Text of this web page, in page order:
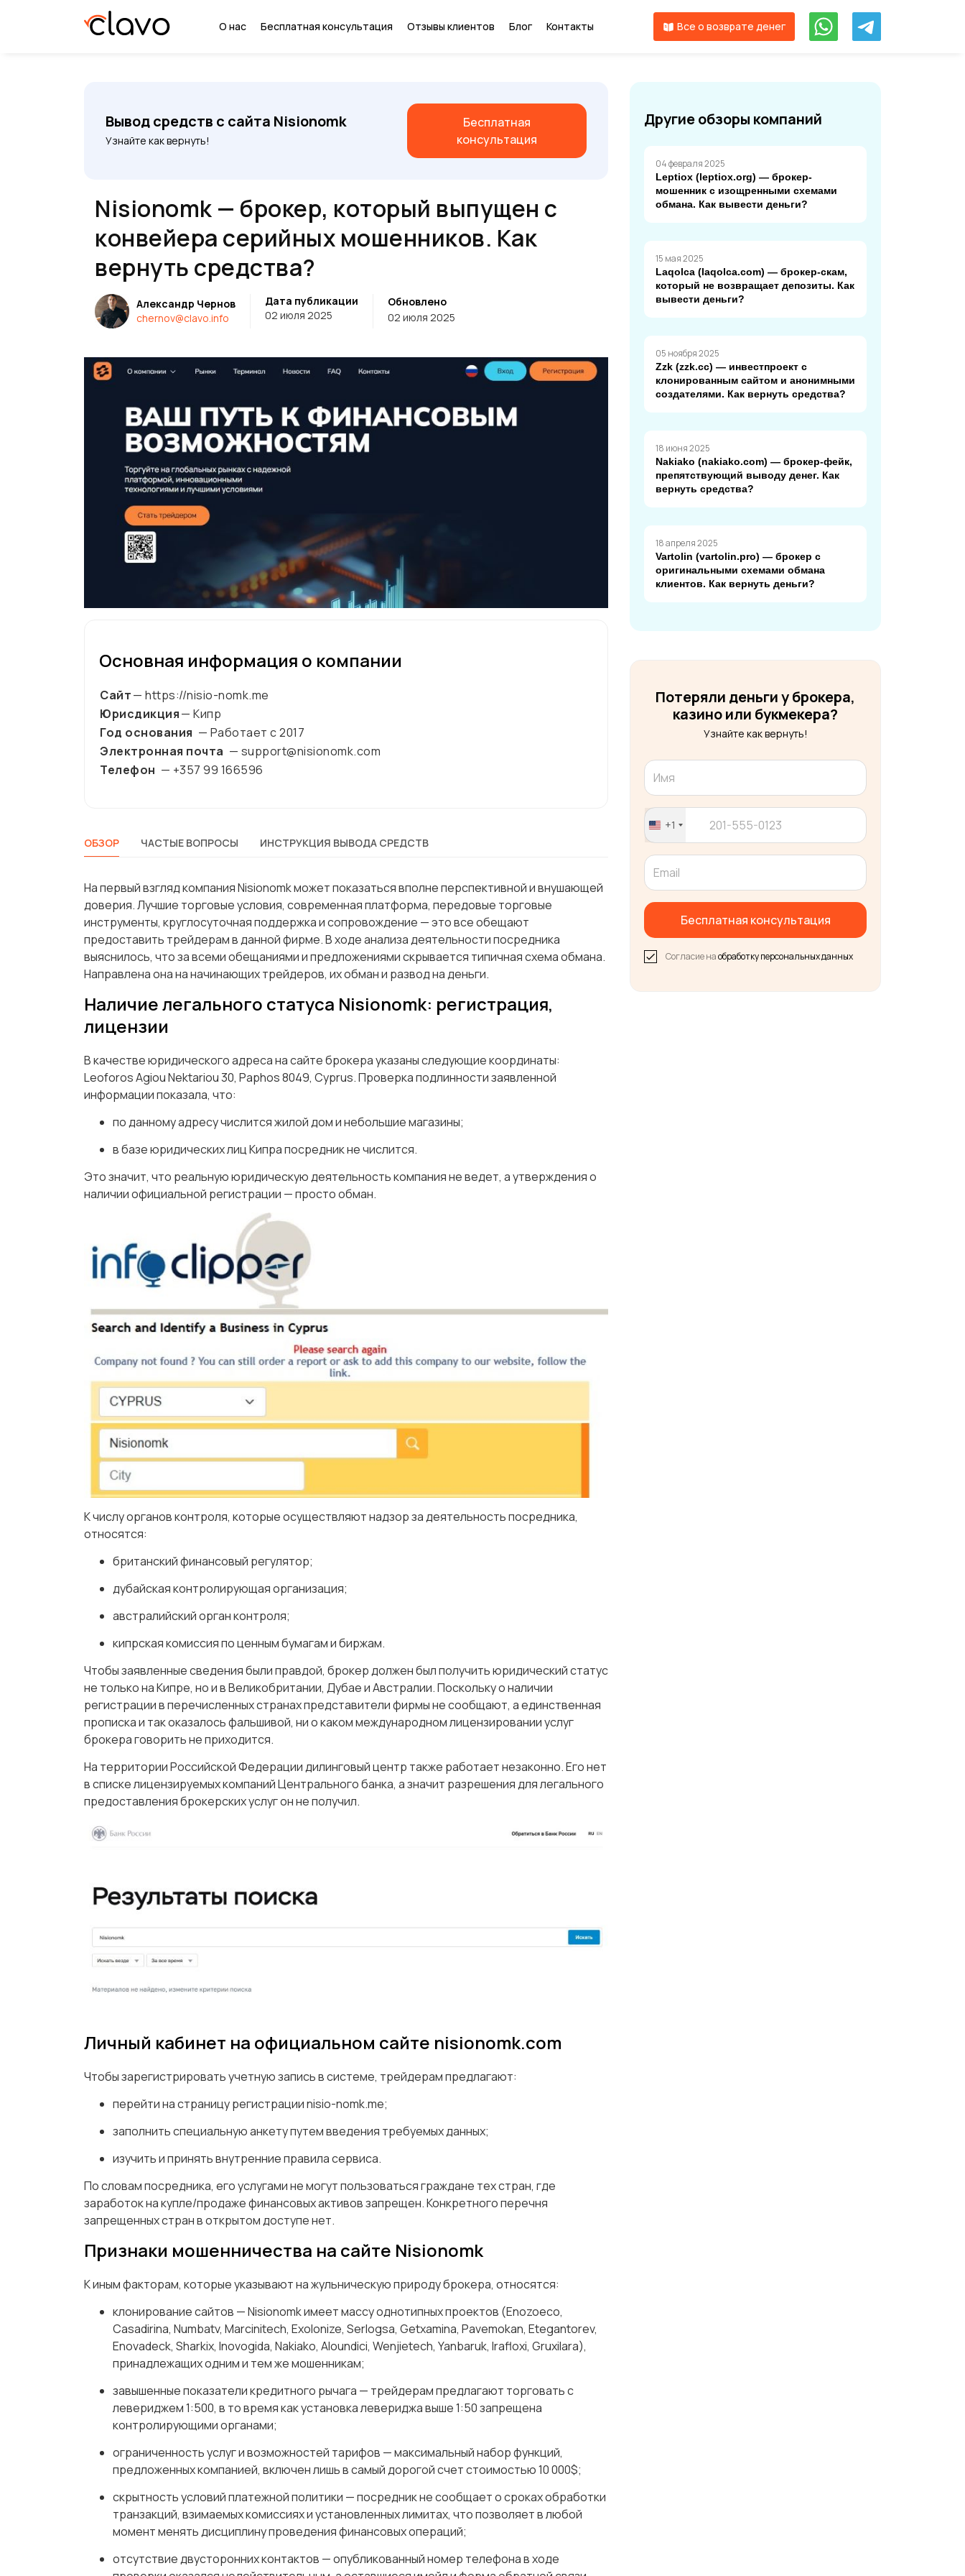
О нас Бесплатная консультация Отзывы клиентов Блог Контакты Все о возврате денег
Вывод средств с сайта Nisionomk
Узнайте как вернуть!
Бесплатная
консультация
Nisionomk — брокер, который выпущен с
конвейера серийных мошенников. Как
вернуть средства?
Александр Чернов
chernov@clavo.info
Дата публикации
02 июля 2025
Обновлено
02 июля 2025
Основная информация о компании
Сайт— https://nisio-nomk.me
Юрисдикция— Кипр
Год основания — Работает с2017
Электронная почта — support@nisionomk.com
Телефон — +357 99 166596
ОБЗОР ЧАСТЫЕ ВОПРОСЫ ИНСТРУКЦИЯ ВЫВОДА СРЕДСТВ
На первый взгляд компания Nisionomk может показаться вполне перспективной и внушающей
доверия. Лучшие торговые условия, современная платформа, передовые торговые
инструменты, круглосуточная поддержка и сопровождение — это все обещают
предоставить трейдерам в данной фирме. В ходе анализа деятельности посредника
выяснилось, что за всеми обещаниями и предложениями скрывается типичная схема обмана.
Направлена она на начинающих трейдеров, их обман и развод на деньги.
Наличие легального статуса Nisionomk: регистрация,
лицензии
В качестве юридического адреса на сайте брокера указаны следующие координаты:
Leoforos Agiou Nektariou 30, Paphos 8049, Cyprus. Проверка подлинности заявленной
информации показала, что:
по данному адресу числится жилой дом и небольшие магазины;
в базе юридических лиц Кипра посредник не числится.
Это значит, что реальную юридическую деятельность компания не ведет, а утверждения о
наличии официальной регистрации — просто обман.
К числу органов контроля, которые осуществляют надзор за деятельность посредника,
относятся:
британский финансовый регулятор;
дубайская контролирующая организация;
австралийский орган контроля;
кипрская комиссия по ценным бумагам и биржам.
Чтобы заявленные сведения были правдой, брокер должен был получить юридический статус
не только на Кипре, но и в Великобритании, Дубае и Австралии. Поскольку о наличии
регистрации в перечисленных странах представители фирмы не сообщают, а единственная
прописка и так оказалось фальшивой, ни о каком международном лицензировании услуг
брокера говорить не приходится.
На территории Российской Федерации дилинговый центр также работает незаконно. Его нет
в списке лицензируемых компаний Центрального банка, а значит разрешения для легального
предоставления брокерских услуг он не получил.
Личный кабинет на официальном сайте nisionomk.com
Чтобы зарегистрировать учетную запись в системе, трейдерам предлагают:
перейти на страницу регистрации nisio-nomk.me;
заполнить специальную анкету путем введения требуемых данных;
изучить и принять внутренние правила сервиса.
По словам посредника, его услугами не могут пользоваться граждане тех стран, где
заработок на купле/продаже финансовых активов запрещен. Конкретного перечня
запрещенных стран в открытом доступе нет.
Признаки мошенничества на сайте Nisionomk
К иным факторам, которые указывают на жульническую природу брокера, относятся:
клонирование сайтов — Nisionomk имеет массу однотипных проектов (Enozoeco,
Casadirina, Numbatv, Marcinitech, Exolonize, Serlogsa, Getxamina, Pavemokan, Etegantorev,
Enovadeck, Sharkix, Inovogida, Nakiako, Aloundici, Wenjietech, Yanbaruk, Irafloxi, Gruxilara),
принадлежащих одним и тем же мошенникам;
завышенные показатели кредитного рычага — трейдерам предлагают торговать с
левериджем 1:500, в то время как установка левериджа выше 1:50 запрещена
контролирующими органами;
ограниченность услуг и возможностей тарифов — максимальный набор функций,
предложенных компанией, включен лишь в самый дорогой счет стоимостью 10 000$;
скрытность условий платежной политики — посредник не сообщает о сроках обработки
транзакций, взимаемых комиссиях и установленных лимитах, что позволяет в любой
момент менять дисциплину проведения финансовых операций;
отсутствие двусторонних контактов — опубликованный номер телефона в ходе
Другие обзоры компаний
04 февраля 2025
Leptiox (leptiox.org) — брокер-
мошенник с изощренными схемами
обмана. Как вывести деньги?
15 мая 2025
Laqolca (laqolca.com) — брокер-скам,
который не возвращает депозиты. Как
вывести деньги?
05 ноября 2025
Zzk (zzk.cc) — инвестпроект с
клонированным сайтом и анонимными
создателями. Как вернуть средства?
18 июня 2025
Nakiako (nakiako.com) — брокер-фейк,
препятствующий выводу денег. Как
вернуть средства?
18 апреля 2025
Vartolin (vartolin.pro) — брокер с
оригинальными схемами обмана
клиентов. Как вернуть деньги?
Потеряли деньги у брокера,
казино или букмекера?
Узнайте как вернуть!
United
States
+1
+1
Бесплатная консультация
Согласие наобработку персональных данных